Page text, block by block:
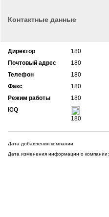
Контактные данные
Директор
180
Почтовый адрес
180
Телефон
180
Факс
180
Режим работы
180
ICQ
180
Дата добавления компании:
Дата изменения информации о компании: